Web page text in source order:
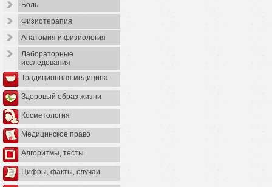
Боль
Физиотерапия
Анатомия и физиология
Лабораторные
исследования
Традиционная медицина
Здоровый образ жизни
Косметология
Медицинское право
Алгоритмы, тесты
Цифры, факты, случаи